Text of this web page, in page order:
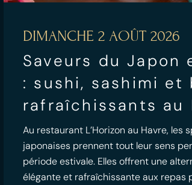
DIMANCHE 2 AOÛT 2026
Saveurs du Japon
: sushi, sashimi et
rafraîchissants au
Au restaurant L’Horizon au Havre, les
japonaises prennent tout leur sens
période estivale. Elles offrent une
élégante et rafraîchissante aux repas